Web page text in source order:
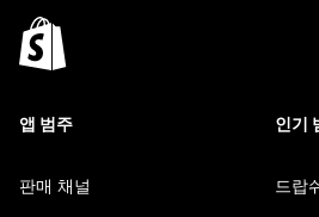
앱 범주
판매 채널
인기
드랍